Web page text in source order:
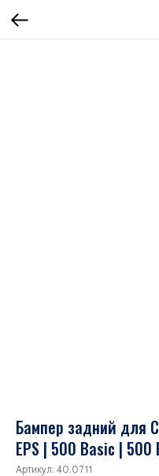
Бампер задний для
EPS | 500 Basic | 500
Артикул: 40.0711